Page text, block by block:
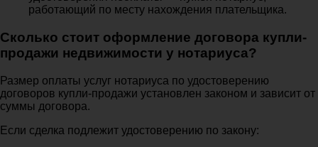
работающий по месту нахождения плательщика.
Сколько стоит оформление договора купли-
продажи недвижимости у нотариуса?
Размер оплаты услуг нотариуса по удостоверению
договоров купли-продажи установлен законом и зависит от
суммы договора.
Если сделка подлежит удостоверению по закону: